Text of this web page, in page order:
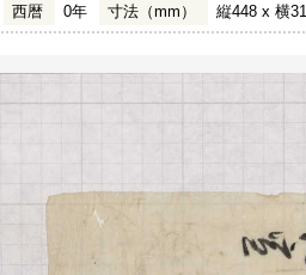
西暦 0年 寸法（mm） 縦448 x 横